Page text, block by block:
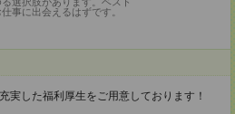
事に出会えるはずです。
実した福利厚生をご用意しております！